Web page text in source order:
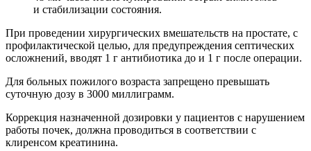
и стабилизации состояния.
При проведении хирургических вмешательств на простате, с
профилактической целью, для предупреждения септических
осложнений, вводят 1 г антибиотика до и 1 г после операции.
Для больных пожилого возраста запрещено превышать
суточную дозу в 3000 миллиграмм.
Коррекция назначенной дозировки у пациентов с нарушением
работы почек, должна проводиться в соответствии с
клиренсом креатинина.